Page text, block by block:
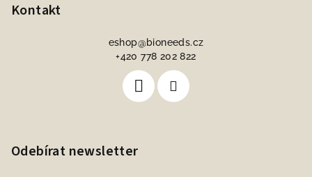
Kontakt
eshop@bioneeds.cz
+420 778 202 822
Odebírat newsletter